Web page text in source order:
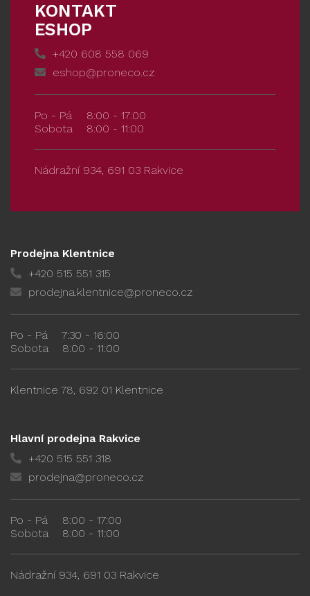
KONTAKT
ESHOP
+420 608 558 069
eshop@proneco.cz
Po - Pá
8:00 - 17:00
Sobota
8:00 - 11:00
Nádražní 934, 691 03 Rakvice
Prodejna Klentnice
+420 515 551 315
prodejna.klentnice@proneco.cz
Po - Pá
7:30 - 16:00
Sobota
8:00 - 11:00
Klentnice 78, 692 01 Klentnice
Hlavní prodejna Rakvice
+420 515 551 318
prodejna@proneco.cz
Po - Pá
8:00 - 17:00
Sobota
8:00 - 11:00
Nádražní 934, 691 03 Rakvice